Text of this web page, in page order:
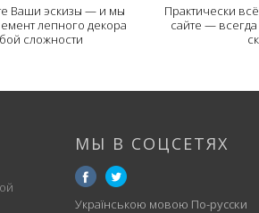
Ваши эскизы — и мы
лепного декора
сложности
Практически
сайте —
МЫ В СОЦСЕТЯХ
Українською мовою По-русски